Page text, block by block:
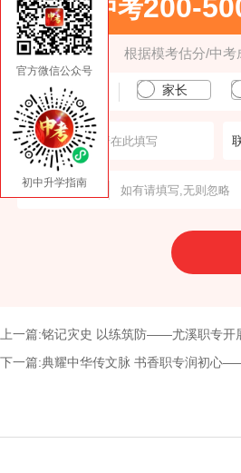
中考200-
根据模考估分/中
填报人身份 家长
输入姓名
意向学校
上一篇:铭记灾史 以练筑防——尤溪职专开
下一篇:典耀中华传文脉 书香职专润初心
官方微信公众号
初中升学指南